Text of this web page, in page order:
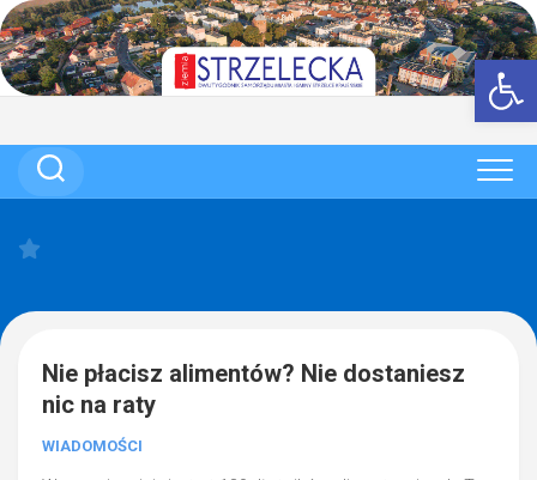
Skip
to
content
Nie płacisz alimentów? Nie dostaniesz
nic na raty
WIADOMOŚCI